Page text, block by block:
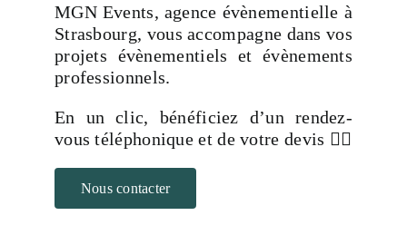
MGN Events, agence évènementielle à
Strasbourg, vous accompagne dans vos
projets évènementiels et évènements
professionnels.
En un clic, bénéficiez d’un rendez-
vous téléphonique et de votre devis 👇🏻
Nous contacter